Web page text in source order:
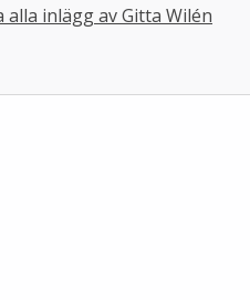
alla inlägg av Gitta Wilén